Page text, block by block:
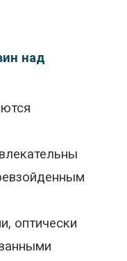
над
оптически